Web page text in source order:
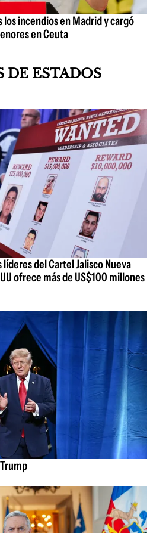
los incendios en Madrid y cargó
en Ceuta
DE ESTADOS
del Cartel Jalisco Nueva
ofrece más de US$100 millones